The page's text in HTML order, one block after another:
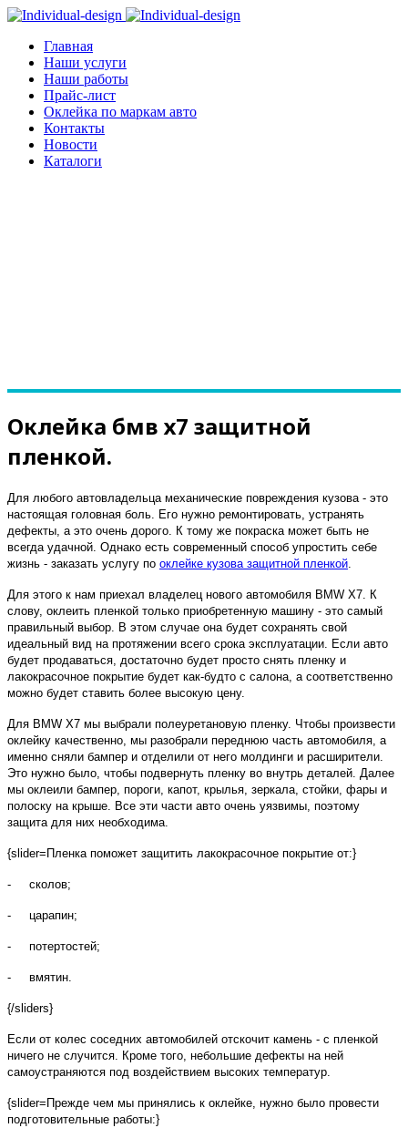
Главная
Наши услуги
Наши работы
Прайс-лист
Оклейка по маркам авто
Контакты
Новости
Каталоги
Оклейка бмв х7 защитной
пленкой.
Для любого автовладельца механические повреждения кузова - это
настоящая головная боль. Его нужно ремонтировать, устранять
дефекты, а это очень дорого. К тому же покраска может быть не
всегда удачной. Однако есть современный способ упростить себе
жизнь - заказать услугу по оклейке кузова защитной пленкой.
Для этого к нам приехал владелец нового автомобиля BMW X7. К
слову, оклеить пленкой только приобретенную машину - это самый
правильный выбор. В этом случае она будет сохранять свой
идеальный вид на протяжении всего срока эксплуатации. Если авто
будет продаваться, достаточно будет просто снять пленку и
лакокрасочное покрытие будет как-будто с салона, а соответственно
можно будет ставить более высокую цену.
Для BMW X7 мы выбрали полеуретановую пленку. Чтобы произвести
оклейку качественно, мы разобрали переднюю часть автомобиля, а
именно сняли бампер и отделили от него молдинги и расширители.
Это нужно было, чтобы подвернуть пленку во внутрь деталей. Далее
мы оклеили бампер, пороги, капот, крылья, зеркала, стойки, фары и
полоску на крыше. Все эти части авто очень уязвимы, поэтому
защита для них необходима.
{slider=Пленка поможет защитить лакокрасочное покрытие от:}
- сколов;
- царапин;
- потертостей;
- вмятин.
{/sliders}
Если от колес соседних автомобилей отскочит камень - с пленкой
ничего не случится. Кроме того, небольшие дефекты на ней
самоустраняются под воздействием высоких температур.
{slider=Прежде чем мы принялись к оклейке, нужно было провести
подготовительные работы:}